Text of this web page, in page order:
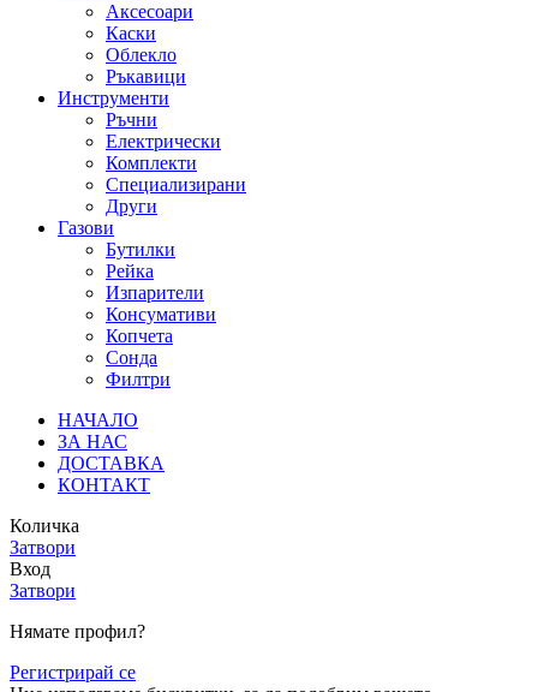
Аксесоари
Каски
Облекло
Ръкавици
Инструменти
Ръчни
Електрически
Комплекти
Специализирани
Други
Газови
Бутилки
Рейка
Изпарители
Консумативи
Копчета
Сонда
Филтри
НАЧАЛО
ЗА НАС
ДОСТАВКА
КОНТАКТ
Количка
Затвори
Вход
Затвори
Нямате профил?
Регистрирай се